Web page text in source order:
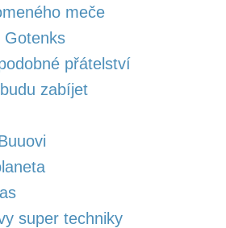
meče
Gotenks
přátelství
zabíjet
super techniky